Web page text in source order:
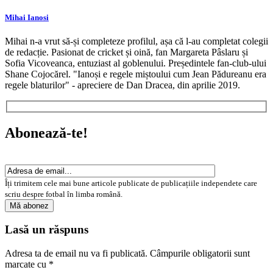
Mihai Ianosi
Mihai n-a vrut să-și completeze profilul, așa că l-au completat colegii
de redacție. Pasionat de cricket și oină, fan Margareta Pâslaru și
Sofia Vicoveanca, entuziast al goblenului. Președintele fan-club-ului
Shane Cojocărel. "Ianoși e regele miștoului cum Jean Pădureanu era
regele blaturilor" - apreciere de Dan Dracea, din aprilie 2019.
Abonează-te!
Îți trimitem cele mai bune articole publicate de publicațiile independete care
scriu despre fotbal în limba română.
Lasă un răspuns
Adresa ta de email nu va fi publicată. Câmpurile obligatorii sunt
marcate cu *